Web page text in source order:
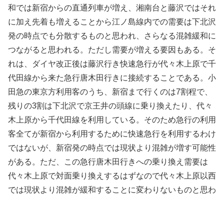
和では新宿からの直通列車が増え、湘南台と藤沢ではそれ
に加え先着も増えることから江ノ島線内での需要は下北沢
発の時点でも分散するものと思われ、さらなる混雑緩和に
つながると思われる。ただし需要が増える要因もある。そ
れは、ダイヤ改正後は藤沢行き快速急行が代々木上原で千
代田線から来た急行唐木田行きに接続することである。小
田急の東京方利用客のうち、新宿まで行くのは7割程で、
残りの3割は下北沢で京王井の頭線に乗り換えたり、代々
木上原から千代田線を利用している。そのため急行の利用
客全てが新宿から利用するために快速急行を利用するわけ
ではないが、新宿発の時点では現状より混雑が増す可能性
がある。ただ、この急行唐木田行きへの乗り換え需要は
代々木上原で対面乗り換えするはずなので代々木上原以西
では現状より混雑が緩和することに変わりないものと思わ